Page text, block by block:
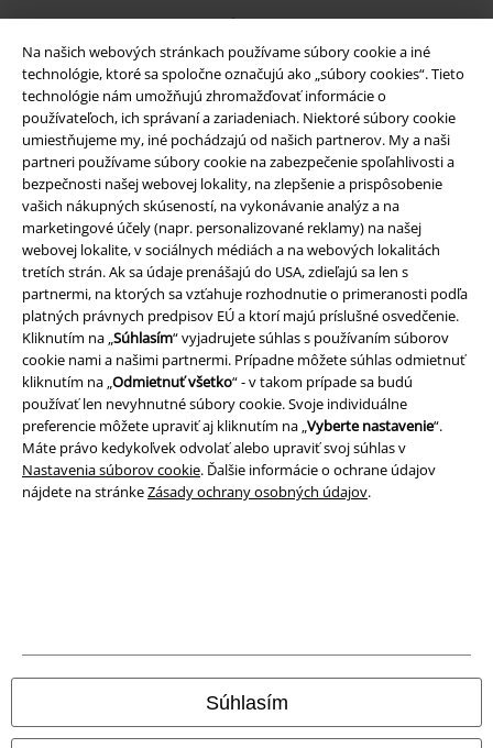
Na našich webových stránkach používame súbory cookie a iné
technológie, ktoré sa spoločne označujú ako „súbory cookies“. Tieto
technológie nám umožňujú zhromažďovať informácie o
používateľoch, ich správaní a zariadeniach. Niektoré súbory cookie
umiestňujeme my, iné pochádzajú od našich partnerov. My a naši
partneri používame súbory cookie na zabezpečenie spoľahlivosti a
bezpečnosti našej webovej lokality, na zlepšenie a prispôsobenie
vašich nákupných skúseností, na vykonávanie analýz a na
marketingové účely (napr. personalizované reklamy) na našej
webovej lokalite, v sociálnych médiách a na webových lokalitách
tretích strán. Ak sa údaje prenášajú do USA, zdieľajú sa len s
partnermi, na ktorých sa vzťahuje rozhodnutie o primeranosti podľa
platných právnych predpisov EÚ a ktorí majú príslušné osvedčenie.
Kliknutím na „Súhlasím“ vyjadrujete súhlas s používaním súborov
cookie nami a našimi partnermi. Prípadne môžete súhlas odmietnuť
kliknutím na „Odmietnuť všetko“ - v takom prípade sa budú
používať len nevyhnutné súbory cookie. Svoje individuálne
preferencie môžete upraviť aj kliknutím na „Vyberte nastavenie“.
Máte právo kedykoľvek odvolať alebo upraviť svoj súhlas v
Nastavenia súborov cookie. Ďalšie informácie o ochrane údajov
nájdete na stránkeZásady ochrany osobných údajov.
Súhlasím
A Warner Music Group Company
Právne informácie
Podmienky
Imprint
Ochrana osobných údajov
Nastavenia súborov cookie
Odstúpenie od zmluvy